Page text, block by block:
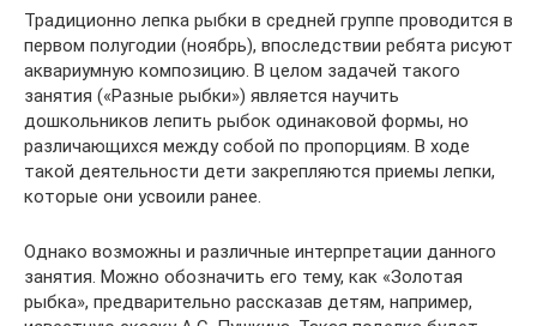
Традиционно лепка рыбки в средней группе проводится в
первом полугодии (ноябрь), впоследствии ребята рисуют
аквариумную композицию. В целом задачей такого
занятия («Разные рыбки») является научить
дошкольников лепить рыбок одинаковой формы, но
различающихся между собой по пропорциям. В ходе
такой деятельности дети закрепляются приемы лепки,
которые они усвоили ранее.
Однако возможны и различные интерпретации данного
занятия. Можно обозначить его тему, как «Золотая
рыбка», предварительно рассказав детям, например,